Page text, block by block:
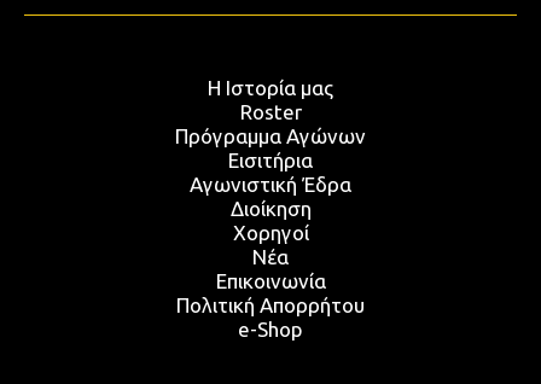
Η Ιστορία μας
Roster
Πρόγραμμα Αγώνων
Εισιτήρια
Αγωνιστική Έδρα
Διοίκηση
Χορηγοί
Νέα
Επικοινωνία
Πολιτική Απορρήτου
e-Shop